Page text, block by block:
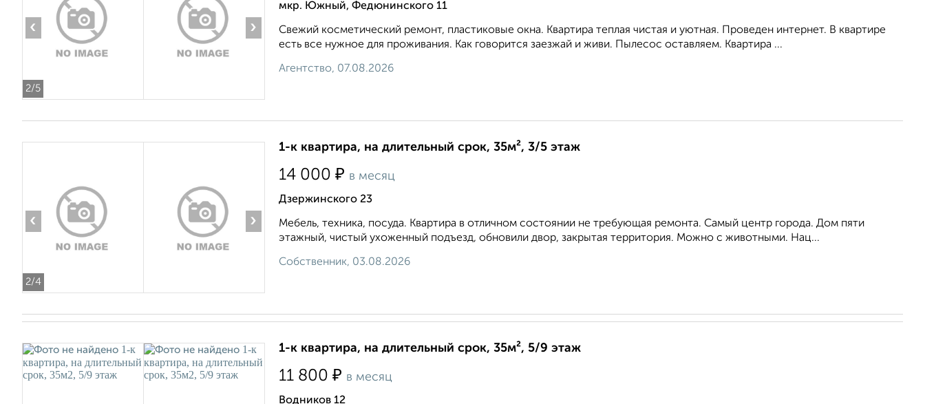
2/5
‹ ›
мкр. Южный, Федюнинского 11
Свежий косметический ремонт, пластиковые окна. Квартира теплая чистая и уютная. Проведен интернет. В квартире
есть все нужное для проживания. Как говорится заезжай и живи. Пылесос оставляем. Квартира ...
Агентство, 07.08.2026
2/4
‹ ›
1-к квартира, на длительный срок, 35м², 3/5 этаж
14 000 ₽ в месяц
Дзержинского 23
Мебель, техника, посуда. Квартира в отличном состоянии не требующая ремонта. Самый центр города. Дом пяти
этажный, чистый ухоженный подъезд, обновили двор, закрытая территория. Можно с животными. Нац...
Собственник, 03.08.2026
1-к квартира, на длительный срок, 35м², 5/9 этаж
11 800 ₽ в месяц
Водников 12